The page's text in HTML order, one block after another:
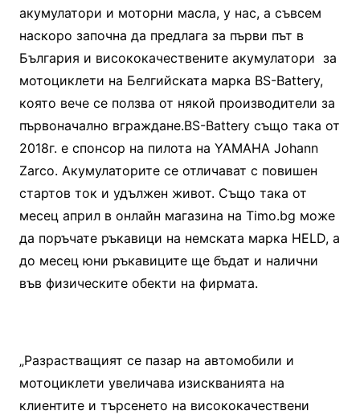
акумулатори и моторни масла, у нас, а съвсем
наскоро започна да предлага за първи път в
България и висококачествените акумулатори за
мотоциклети на Белгийската марка BS-Battery,
която вече се ползва от някой производители за
първоначално вграждане.BS-Battery също така от
2018г. е спонсор на пилота на YAMAHA Johann
Zarco. Акумулаторите се отличават с повишен
стартов ток и удължен живот. Също така от
месец април в онлайн магазина на Timo.bg може
да поръчате ръкавици на немската марка HELD, а
до месец юни ръкавиците ще бъдат и налични
във физическите обекти на фирмата.
„Разрастващият се пазар на автомобили и
мотоциклети увеличава изискванията на
клиентите и търсенето на висококачествени